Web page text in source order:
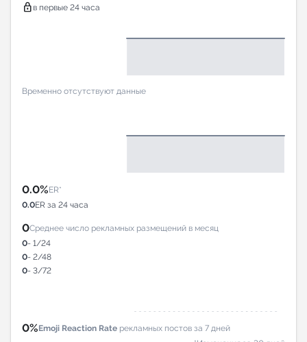
lock в первые 24 часа
Временно отсутствуют данные
0.0%ER*
0.0ER за 24 часа
0Среднее число рекламных размещений в месяц
0- 1/24
0- 2/48
0- 3/72
0%Emoji Reaction Rate рекламных постов за 7 дней